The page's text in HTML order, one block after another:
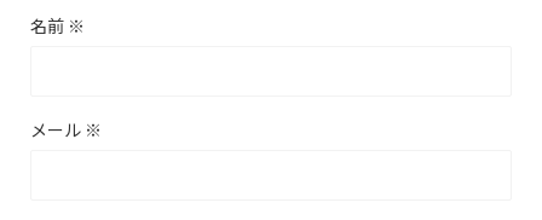
名前 ※
メール ※